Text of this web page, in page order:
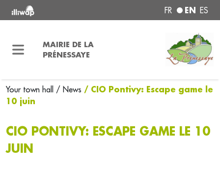
FR EN ES
MAIRIE DE LA
PRÉNESSAYE
Your town hall / News / CIO Pontivy: Escape game le
10 juin
CIO PONTIVY: ESCAPE GAME LE 10
JUIN